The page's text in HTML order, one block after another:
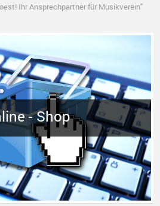
Ihr Ansprechpartner für Musikverein"
- Shop